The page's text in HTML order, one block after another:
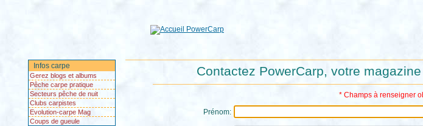
Infos carpe
Gerez blogs et albums
Pêche carpe pratique
Secteurs pêche de nuit
Clubs carpistes
Evolution-carpe Mag
Coups de gueule
Contactez PowerCarp, votre
* Champs à renseigner
Prénom: